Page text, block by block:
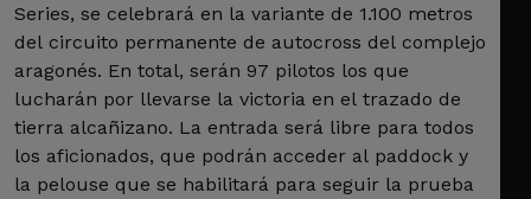
Series, se celebrará en la variante de 1.100 metros
del circuito permanente de autocross del complejo
aragonés. En total, serán 97 pilotos los que
lucharán por llevarse la victoria en el trazado de
tierra alcañizano. La entrada será libre para todos
los aficionados, que podrán acceder al paddock y
la pelouse que se habilitará para seguir la prueba